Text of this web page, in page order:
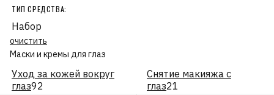
ТИП СРЕДСТВА:
Набор
очистить
Маски и кремы для глаз
Уход за кожей вокруг
глаз92
Снятие макияжа с
глаз21